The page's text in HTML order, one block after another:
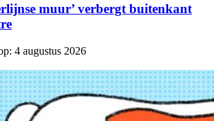
muur’ verbergt buitenkant
4 augustus 2026